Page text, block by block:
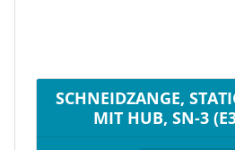
SCHNEIDZANGE,
MIT HUB, SN-3